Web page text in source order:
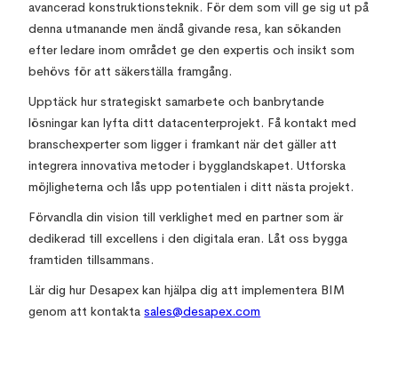
avancerad konstruktionsteknik. För dem som vill ge sig ut på
denna utmanande men ändå givande resa, kan sökanden
efter ledare inom området ge den expertis och insikt som
behövs för att säkerställa framgång.
Upptäck hur strategiskt samarbete och banbrytande
lösningar kan lyfta ditt datacenterprojekt. Få kontakt med
branschexperter som ligger i framkant när det gäller att
integrera innovativa metoder i bygglandskapet. Utforska
möjligheterna och lås upp potentialen i ditt nästa projekt.
Förvandla din vision till verklighet med en partner som är
dedikerad till excellens i den digitala eran. Låt oss bygga
framtiden tillsammans.
Lär dig hur Desapex kan hjälpa dig att implementera BIM
genom att kontaktasales@desapex.com